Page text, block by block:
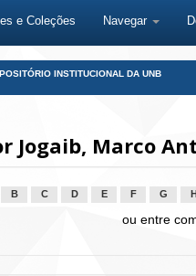
e Coleções Navegar
INSTITUCIONAL DA UNB
Jogaib, Marco
B C D E F G H
ou entre